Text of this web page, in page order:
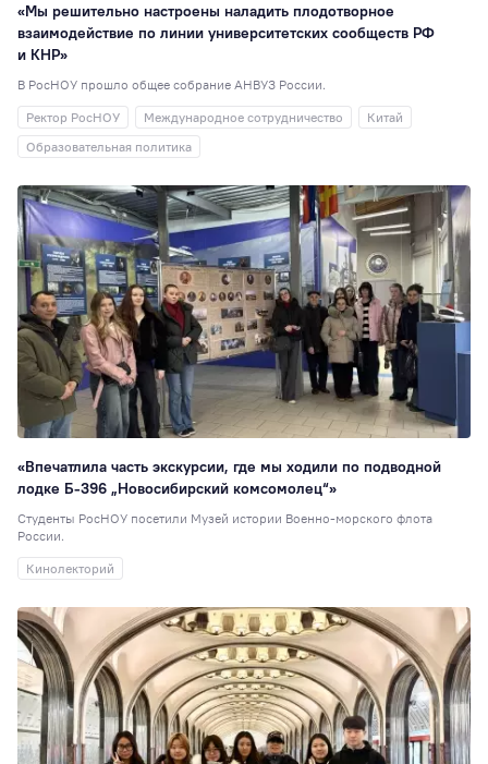
«Мы решительно настроены наладить плодотворное
взаимодействие по линии университетских сообществ РФ
и КНР»
В РосНОУ прошло общее собрание АНВУЗ России.
Ректор РосНОУ
Международное сотрудничество
Китай
Образовательная политика
«Впечатлила часть экскурсии, где мы ходили по подводной
лодке Б-396 „Новосибирский комсомолец“»
Студенты РосНОУ посетили Музей истории Военно-морского флота
России.
Кинолекторий